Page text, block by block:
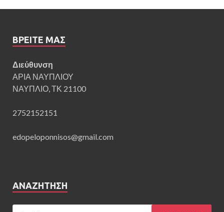
ΒΡΕΊΤΕ ΜΑΣ
Διεύθυνση
ΑΡΙΑ ΝΑΥΠΛΙΟΥ
ΝΑΥΠΛΙΟ, ΤΚ 21100
2752152151
edopeloponnisos@gmail.com
ΑΝΑΖΉΤΗΣΗ